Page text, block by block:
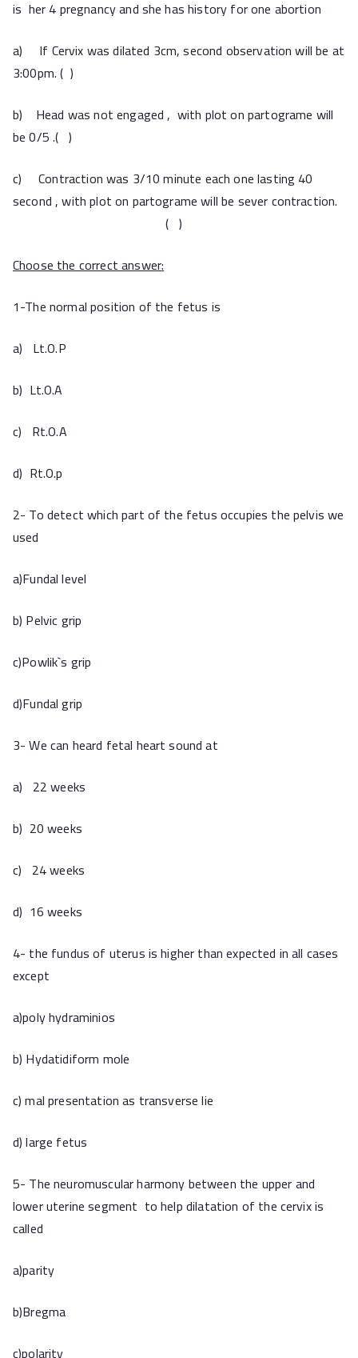
is her 4 pregnancy and she has history for one abortion
a) If Cervix was dilated 3cm, second observation will be at
3:00pm. ( )
b) Head was not engaged , with plot on partograme will
be 0/5 .( )
c) Contraction was 3/10 minute each one lasting 40
second , with plot on partograme will be sever contraction.
( )
Choose the correct answer:
1-The normal position of the fetus is
a) Lt.O.P
b) Lt.O.A
c) Rt.O.A
d) Rt.O.p
2- To detect which part of the fetus occupies the pelvis we
used
a)Fundal level
b) Pelvic grip
c)Powlik`s grip
d)Fundal grip
3- We can heard fetal heart sound at
a) 22 weeks
b) 20 weeks
c) 24 weeks
d) 16 weeks
4- the fundus of uterus is higher than expected in all cases
except
a)poly hydraminios
b) Hydatidiform mole
c) mal presentation as transverse lie
d) large fetus
5- The neuromuscular harmony between the upper and
lower uterine segment to help dilatation of the cervix is
called
a)parity
b)Bregma
c)polarity